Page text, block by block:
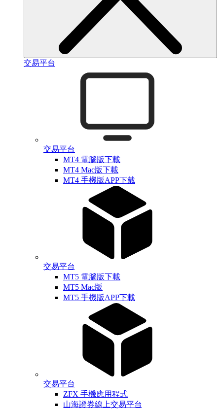
交易平台
交易平台
MT4 電腦版下載
MT4 Mac版下載
MT4 手機版APP下戴
交易平台
MT5 電腦版下載
MT5 Mac版
MT5 手機版APP下載
交易平台
ZFX 手機應用程式
山海證券線上交易平台